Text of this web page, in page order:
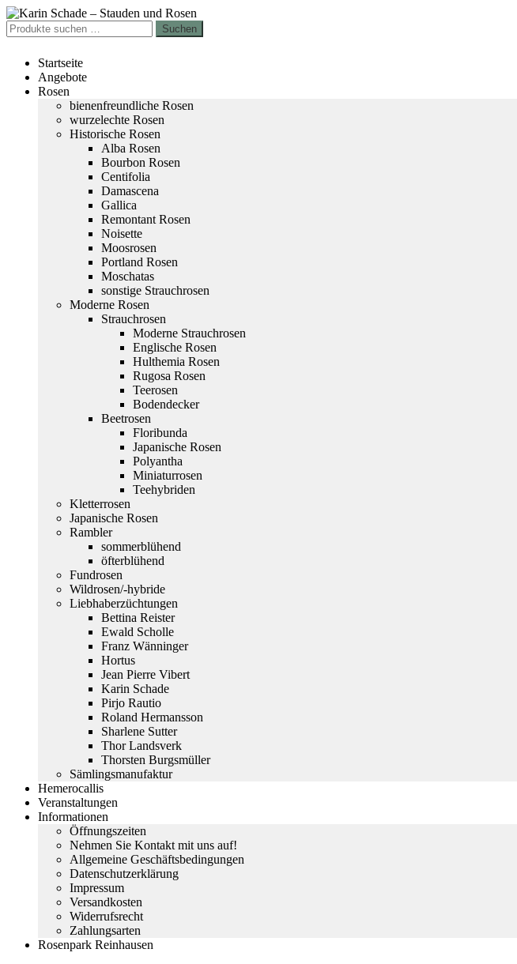
Zur
Navigation
springen
Zum
Inhalt
springen
Suchen
nach:
Suchen
Startseite
Angebote
Rosen
bienenfreundliche Rosen
wurzelechte Rosen
Historische Rosen
Alba Rosen
Bourbon Rosen
Centifolia
Damascena
Gallica
Remontant Rosen
Noisette
Moosrosen
Portland Rosen
Moschatas
sonstige Strauchrosen
Moderne Rosen
Strauchrosen
Moderne Strauchrosen
Englische Rosen
Hulthemia Rosen
Rugosa Rosen
Teerosen
Bodendecker
Beetrosen
Floribunda
Japanische Rosen
Polyantha
Miniaturrosen
Teehybriden
Kletterrosen
Japanische Rosen
Rambler
sommerblühend
öfterblühend
Fundrosen
Wildrosen/-hybride
Liebhaberzüchtungen
Bettina Reister
Ewald Scholle
Franz Wänninger
Hortus
Jean Pierre Vibert
Karin Schade
Pirjo Rautio
Roland Hermansson
Sharlene Sutter
Thor Landsverk
Thorsten Burgsmüller
Sämlingsmanufaktur
Hemerocallis
Veranstaltungen
Informationen
Öffnungszeiten
Nehmen Sie Kontakt mit uns auf!
Allgemeine Geschäftsbedingungen
Datenschutzerklärung
Impressum
Versandkosten
Widerrufsrecht
Zahlungsarten
Rosenpark Reinhausen